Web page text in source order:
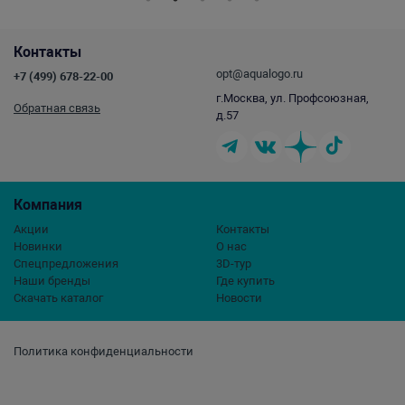
Политика конфиденциальности
Компания
Акции
Новинки
Спецпредложения
Наши бренды
Скачать каталог
Контакты
О нас
3D-тур
Где купить
Новости
Контакты
+7 (499) 678-22-00
Обратная связь
opt@aqualogo.ru
г.Москва, ул. Профсоюзная,
д.57